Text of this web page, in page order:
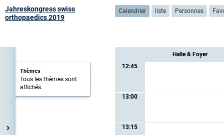
Jahreskongress swiss
orthopaedics 2019
Calendrier liste Personnes
›
Thèmes
Tous les thèmes sont
affichés.
12:45
13:00
13:15
Halle & Foyer